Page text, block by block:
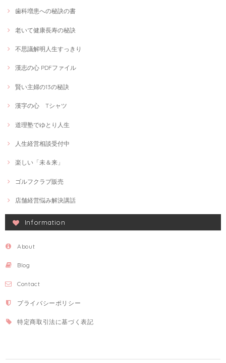
歯科増患への秘訣の書
老いて健康長寿の秘訣
不思議解明人生すっきり
漢志の心 PDFファイル
賢い主婦の13の秘訣
漢字の心 Tシャツ
道理塾でゆとり人生
人生経営相談受付中
楽しい「未＆来」
ゴルフクラブ販売
店舗経営悩み解決講話
Information
About
Blog
Contact
プライバシーポリシー
特定商取引法に基づく表記